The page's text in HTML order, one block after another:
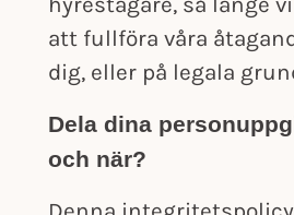
att fullföra våra
dig, eller på legala
Dela dina
och när?